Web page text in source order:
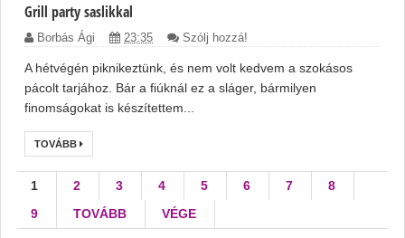
Grill party saslikkal
Borbás Ági 23:35 Szólj hozzá!
A hétvégén piknikeztünk, és nem volt kedvem a szokásos
pácolt tarjához. Bár a fiúknál ez a sláger, bármilyen
finomságokat is készítettem...
TOVÁBB
1 2 3 4 5 6 7
8
9
TOVÁBB VÉGE